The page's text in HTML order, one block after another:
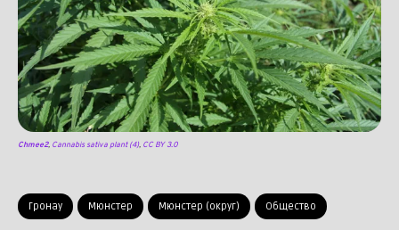
Гронау Мюнстер Мюнстер (округ) Общество
Chmee2, Cannabis sativa plant (4), CC BY 3.0